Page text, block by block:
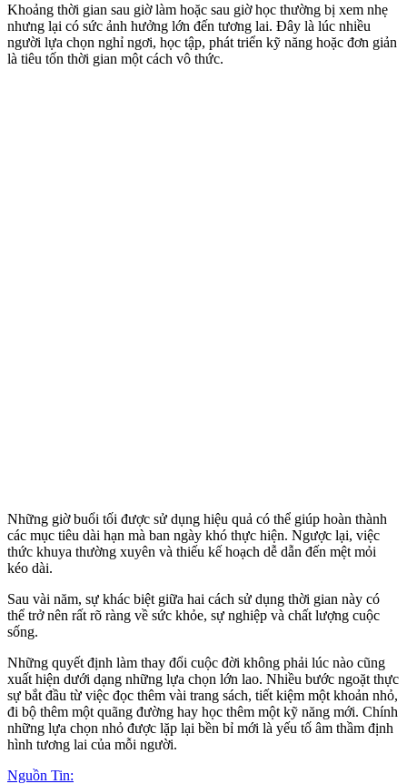
Khoảng thời gian sau giờ làm hoặc sau giờ học thường bị xem nhẹ
nhưng lại có sức ảnh hưởng lớn đến tương lai. Đây là lúc nhiều
người lựa chọn nghỉ ngơi, học tập, phát triển kỹ năng hoặc đơn giản
là tiêu tốn thời gian một cách vô thức.
Những giờ buổi tối được sử dụng hiệu quả có thể giúp hoàn thành
các mục tiêu dài hạn mà ban ngày khó thực hiện. Ngược lại, việc
thức khuya thường xuyên và thiếu kế hoạch dễ dẫn đến mệt mỏi
kéo dài.
Sau vài năm, sự khác biệt giữa hai cách sử dụng thời gian này có
thể trở nên rất rõ ràng về sức khỏe, sự nghiệp và chất lượng cuộc
sống.
Những quyết định làm thay đổi cuộc đời không phải lúc nào cũng
xuất hiện dưới dạng những lựa chọn lớn lao. Nhiều bước ngoặt thực
sự bắt đầu từ việc đọc thêm vài trang sách, tiết kiệm một khoản nhỏ,
đi bộ thêm một quãng đường hay học thêm một kỹ năng mới. Chính
những lựa chọn nhỏ được lặp lại bền bỉ mới là yếu tố âm thầm định
hình tương lai của mỗi người.
Nguồn Tin: